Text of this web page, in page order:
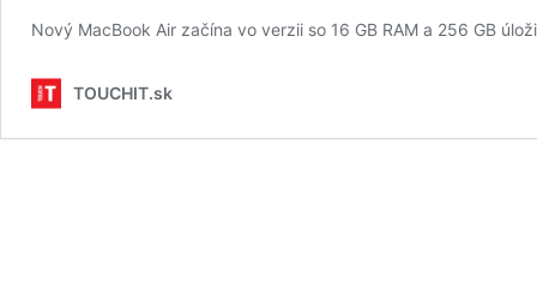
Nový MacBook Air začína vo verzii so 16 GB RAM a 256 GB
TOUCHIT.sk